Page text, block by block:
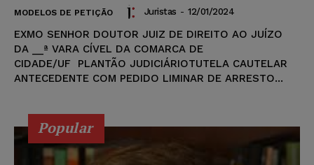
MODELOS DE PETIÇÃO Juristas - 12/01/2024
EXMO SENHOR DOUTOR JUIZ DE DIREITO AO JUÍZO
DA __ª VARA CÍVEL DA COMARCA DE
CIDADE/UF PLANTÃO JUDICIÁRIOTUTELA CAUTELAR
ANTECEDENTE COM PEDIDO LIMINAR DE ARRESTO...
Popular